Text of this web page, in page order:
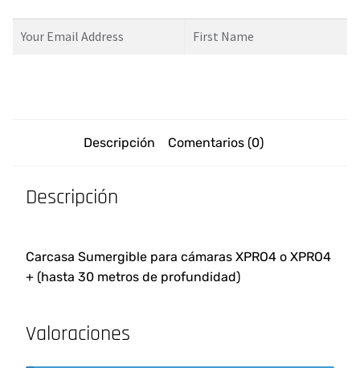
Descripción Comentarios (0)
Descripción
Carcasa Sumergible para cámaras XPRO4 o XPRO4
+ (hasta 30 metros de profundidad)
Valoraciones